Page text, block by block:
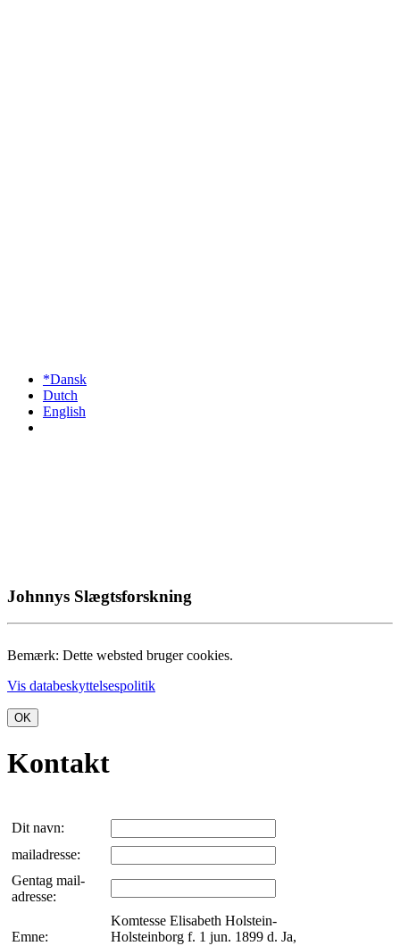
*Dansk
Dutch
English
Johnnys Slægtsforskning
Bemærk: Dette websted bruger cookies.
Vis databeskyttelsespolitik
OK
Kontakt
Dit navn:
mailadresse:
Gentag mail-
adresse:
Emne:
Komtesse Elisabeth Holstein-
Holsteinborg f. 1 jun. 1899 d. Ja,